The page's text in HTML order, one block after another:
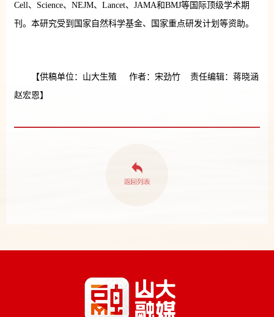
Cell、Science、NEJM、Lancet、JAMA和BMJ等国际顶级学术期
刊。本研究受到国家自然科学基金、国家重点研发计划等资助。
【供稿单位：山大生殖 作者：宋劲竹 责任编辑：蒋晓涵
赵宏恩】